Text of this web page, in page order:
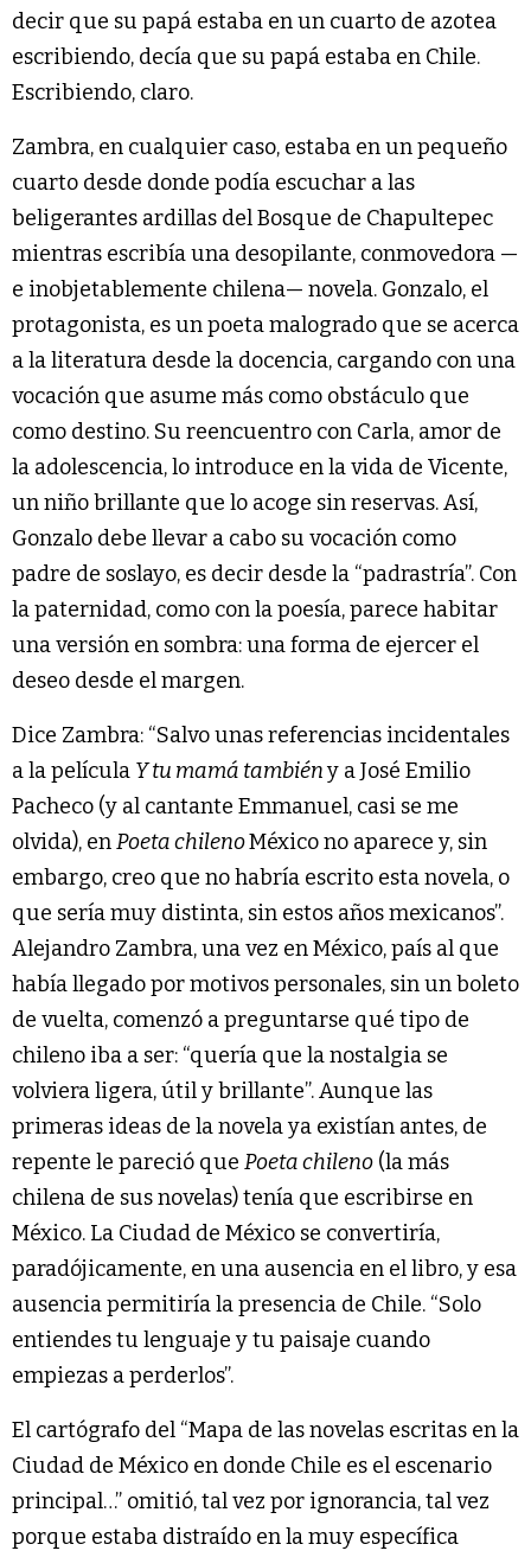
decir que su papá estaba en un cuarto de azotea
escribiendo, decía que su papá estaba en Chile.
Escribiendo, claro.
Zambra, en cualquier caso, estaba en un pequeño
cuarto desde donde podía escuchar a las
beligerantes ardillas del Bosque de Chapultepec
mientras escribía una desopilante, conmovedora —
e inobjetablemente chilena— novela. Gonzalo, el
protagonista, es un poeta malogrado que se acerca
a la literatura desde la docencia, cargando con una
vocación que asume más como obstáculo que
como destino. Su reencuentro con Carla, amor de
la adolescencia, lo introduce en la vida de Vicente,
un niño brillante que lo acoge sin reservas. Así,
Gonzalo debe llevar a cabo su vocación como
padre de soslayo, es decir desde la “padrastría”. Con
la paternidad, como con la poesía, parece habitar
una versión en sombra: una forma de ejercer el
deseo desde el margen.
Dice Zambra: “Salvo unas referencias incidentales
a la película Y tu mamá tambiény a José Emilio
Pacheco (y al cantante Emmanuel, casi se me
olvida), enPoeta chilenoMéxico no aparece y, sin
embargo, creo que no habría escrito esta novela, o
que sería muy distinta, sin estos años mexicanos”.
Alejandro Zambra, una vez en México, país al que
había llegado por motivos personales, sin un boleto
de vuelta, comenzó a preguntarse qué tipo de
chileno iba a ser: “quería que la nostalgia se
volviera ligera, útil y brillante”. Aunque las
primeras ideas de la novela ya existían antes, de
repente le pareció que Poeta chileno (la más
chilena de sus novelas) tenía que escribirse en
México. La Ciudad de México se convertiría,
paradójicamente, en una ausencia en el libro, y esa
ausencia permitiría la presencia de Chile. “Solo
entiendes tu lenguaje y tu paisaje cuando
empiezas a perderlos”.
El cartógrafo del “Mapa de las novelas escritas en la
Ciudad de México en donde Chile es el escenario
principal…” omitió, tal vez por ignorancia, tal vez
porque estaba distraído en la muy específica